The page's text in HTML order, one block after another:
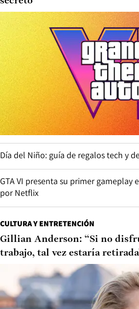
Día del Niño: guía de regalos tech y
GTA VI presenta su primer gameplay
por Netflix
CULTURA Y ENTRETENCIÓN
Gillian Anderson: “Si no
trabajo, tal vez estaría